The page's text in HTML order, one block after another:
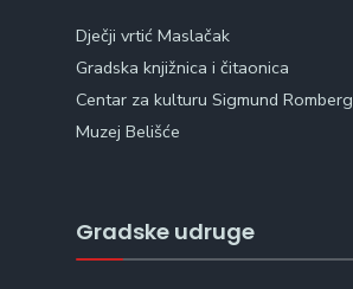
Dječji vrtić Maslačak
Gradska knjižnica i čitaonica
Centar za kulturu Sigmund Romberg
Muzej Belišće
Gradske udruge